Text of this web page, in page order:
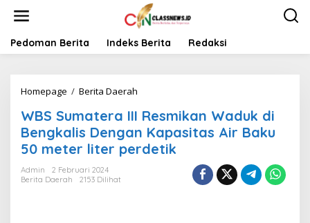
t
Pedoman Berita Indeks Berita Redaksi
Homepage / Berita Daerah
S
S
u
m
WBS Sumatera III Resmikan Waduk di
Bengkalis Dengan Kapasitas Air Baku
50 meter liter perdetik
Admin
2 Februari 2024
Berita Daerah
2153 Dilihat